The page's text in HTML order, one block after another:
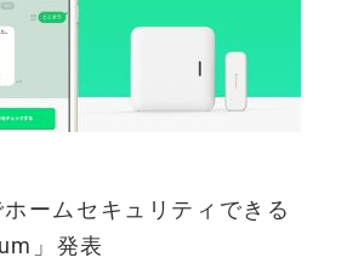
ームセキュリティできる
」発表